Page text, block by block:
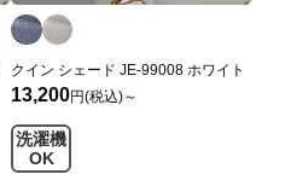
クイン シェード JE-99008 ホワイト
13,200円(税込)～
洗濯機
OK